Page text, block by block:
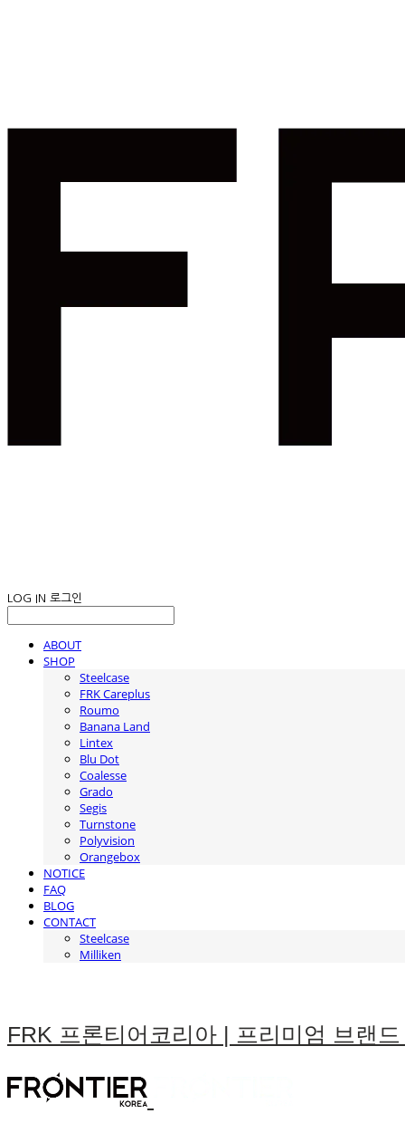
LOG IN 로그인
ABOUT
SHOP
Steelcase
FRK Careplus
Roumo
Banana Land
Lintex
Blu Dot
Coalesse
Grado
Segis
Turnstone
Polyvision
Orangebox
NOTICE
FAQ
BLOG
CONTACT
Steelcase
Milliken
FRK 프론티어코리아 | 프리미엄 브랜